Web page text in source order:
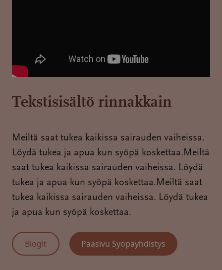
Tekstisisältö rinnakkain
Meiltä saat tukea kaikissa sairauden vaiheissa.
Löydä tukea ja apua kun syöpä koskettaa.Meiltä
saat tukea kaikissa sairauden vaiheissa. Löydä
tukea ja apua kun syöpä koskettaa.Meiltä saat
tukea kaikissa sairauden vaiheissa. Löydä tukea
ja apua kun syöpä koskettaa.
Blogit Pääsivu Syöpäyhdistys